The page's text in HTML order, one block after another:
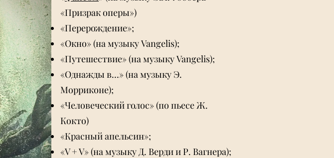
«Призрак оперы»)
«Перерождение»;
«Окно» (на музыку Vangelis);
«Путешествие» (на музыку Vangelis);
«Однажды в…» (на музыку Э.
Морриконе);
«Человеческий голос» (по пьесе Ж.
Кокто)
«Красный апельсин»;
«V + V» (на музыку Д. Верди и Р. Вагнера);